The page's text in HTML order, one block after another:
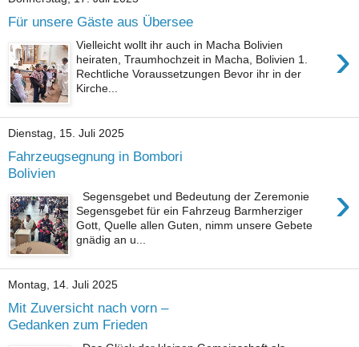
Für unsere Gäste aus Übersee
›
Vielleicht wollt ihr auch in Macha Bolivien
heiraten, Traumhochzeit in Macha, Bolivien 1.
Rechtliche Voraussetzungen Bevor ihr in der
Kirche...
Dienstag, 15. Juli 2025
Fahrzeugsegnung in Bombori
Bolivien
›
Segensgebet und Bedeutung der Zeremonie
Segensgebet für ein Fahrzeug Barmherziger
Gott, Quelle allen Guten, nimm unsere Gebete
gnädig an u...
Montag, 14. Juli 2025
Mit Zuversicht nach vorn –
Gedanken zum Frieden